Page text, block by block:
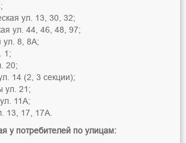
ул. 13, 30, 32;
ул. 44, 46, 48, 97;
ул. 8, 8А;
1;
20;
14 (2, 3 секции);
ул. 21;
11А;
13, 17, 17А.
у потребителей по улицам: